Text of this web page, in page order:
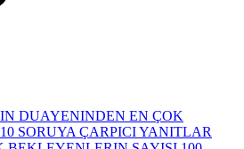
DUAYENINDEN EN ÇOK
SORUYA ÇARPICI YANITLAR